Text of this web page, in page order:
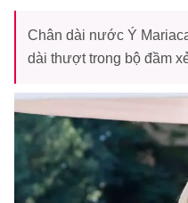
Chân dài nước Ý
dài thượt trong bộ đầm